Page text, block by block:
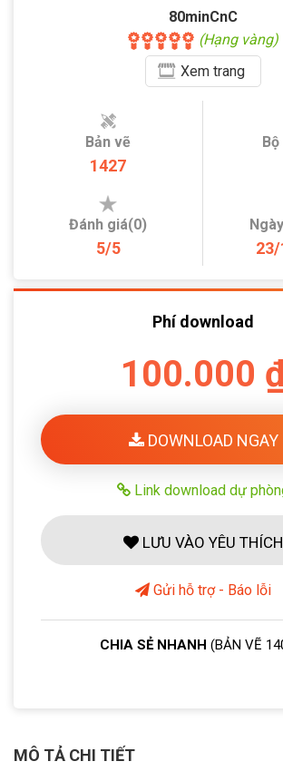
80minCnC
(Hạng vàng)
Xemtrang
Bản vẽ
1427
Đánh giá(0)
5/5 23/
Phí download
100.000
DOWNLOAD NGAY
Link download dự
LƯU VÀO YÊU THÍCH
Gửi hỗ trợ - Báo lỗi
CHIA SẺ NHANH (BẢN VẼ
MÔ TẢ CHI TIẾT